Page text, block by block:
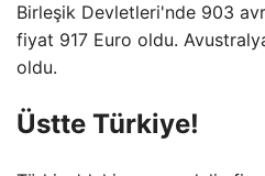
Birleşik Devletleri'nde 903
fiyat 917 Euro oldu.
oldu.
Üstte Türkiye!